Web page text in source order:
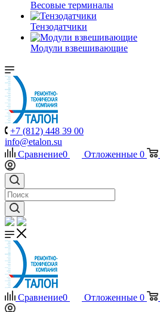
Весовые терминалы
Тензодатчики
Модули взвешивающие
+7 (812) 448 39 00
info@etalon.su
Сравнение0 Отложенные 0
Сравнение0 Отложенные 0